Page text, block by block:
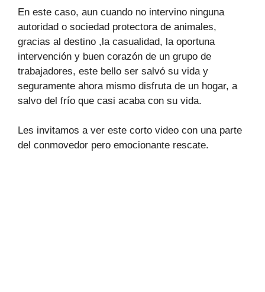
En este caso, aun cuando no intervino ninguna
autoridad o sociedad protectora de animales,
gracias al destino ,la casualidad, la oportuna
intervención y buen corazón de un grupo de
trabajadores, este bello ser salvó su vida y
seguramente ahora mismo disfruta de un hogar, a
salvo del frío que casi acaba con su vida.
Les invitamos a ver este corto video con una parte
del conmovedor pero emocionante rescate.